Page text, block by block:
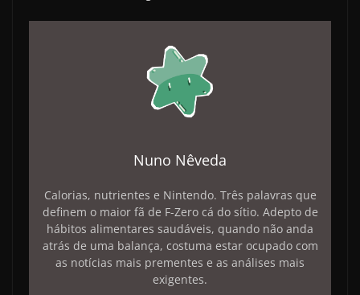
Nuno Nêveda
Calorias, nutrientes e Nintendo. Três palavras que
definem o maior fã de F-Zero cá do sítio. Adepto de
hábitos alimentares saudáveis, quando não anda
atrás de uma balança, costuma estar ocupado com
as notícias mais prementes e as análises mais
exigentes.